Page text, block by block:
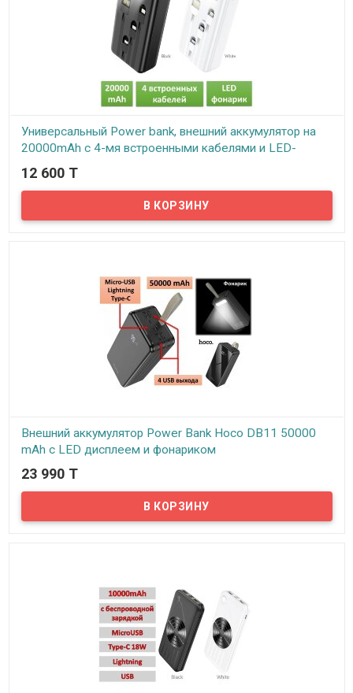
Универсальный Power bank, внешний аккумулятор на
20000mAh с 4-мя встроенными кабелями и LED-
фонариком, Hoco J77A
Hoco J77A - новинка в мире повербанков. Уникальное зарядное
12 600 T
Внешний аккумулятор Power Bank Hoco DB11 50000
mAh с LED дисплеем и фонариком
В наличии
Высокоемкий внешний аккумулятор Hoco DB11 50000 mAh — это
новинка для всевозможных мобильных устройств,
предназначенная для длительного автономного использования
23 990 T